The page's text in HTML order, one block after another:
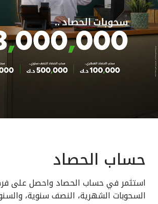
حساب الحصاد
استثمر في حساب الحصاد واحصل على
السحوبات الشهرية، النصف سنوية،